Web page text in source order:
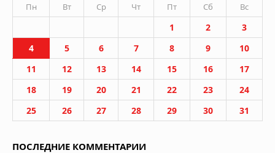
Пн
Вт Ср Чт Пт Сб Вс
1 2
3
4
5 6 7 8 9
10
11
12 13 14 15 16
17
18
19 20 21 22 23
24
25
26 27 28 29 30 31
ПОСЛЕДНИЕ КОММЕНТАРИИ